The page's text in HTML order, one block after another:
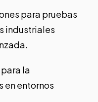
para pruebas
industriales
la
entornos